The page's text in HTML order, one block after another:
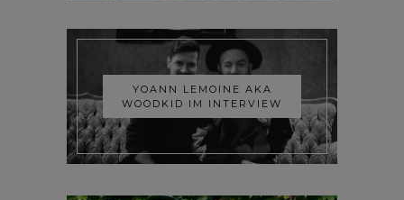
YOANN LEMOINE AKA
WOODKID IM INTERVIEW